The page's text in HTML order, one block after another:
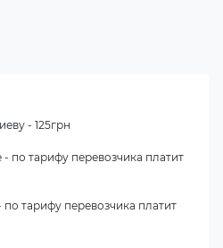
- 125грн
по тарифу перевозчика платит
тарифу перевозчика платит